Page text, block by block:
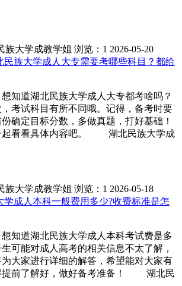
族大学成教学姐 浏览：1 2026-05-20
民族大学成人大专需要考哪些科目？都给
道湖北民族大学成人大专都考啥吗？
考试科目有所不同哦。记得，备考时要
确定目标分数，多做真题，打好基础！
起看看具体内容吧。 湖北民族大学成
族大学成教学姐 浏览：1 2026-05-18
学成人本科一般费用多少?收费标准是怎
道湖北民族大学成人本科考试费是多
可能对成人高考的相关信息不太了解，
大家进行详细的解答，希望能对大家有
提前了解好，做好备考准备！ 湖北民